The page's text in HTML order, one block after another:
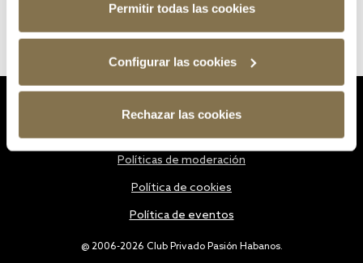
Permitir todas las cookies
Configurar las cookies
Rechazar las cookies
@ 2006-2026 Club Privado Pasión Habanos.
Políticas de moderación
Política de cookies
Política de eventos